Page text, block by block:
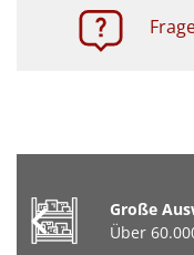
Große
Über